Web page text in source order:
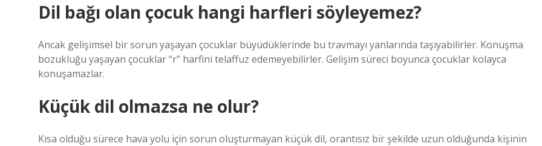
Dil bağı olan çocuk hangi harfleri söyleyemez?
Ancak gelişimsel bir sorun yaşayan çocuklar büyüdüklerinde bu travmayı yanlarında taşıyabilirler. Konuşma
bozukluğu yaşayan çocuklar “r” harfini telaffuz edemeyebilirler. Gelişim süreci boyunca çocuklar kolayca
konuşamazlar.
Küçük dil olmazsa ne olur?
Kısa olduğu sürece hava yolu için sorun oluşturmayan küçük dil, orantısız bir şekilde uzun olduğunda kişinin